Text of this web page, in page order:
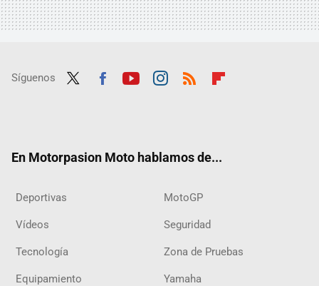
Síguenos
En Motorpasion Moto hablamos de...
Deportivas MotoGP
Vídeos Seguridad
Tecnología Zona de Pruebas
Equipamiento Yamaha